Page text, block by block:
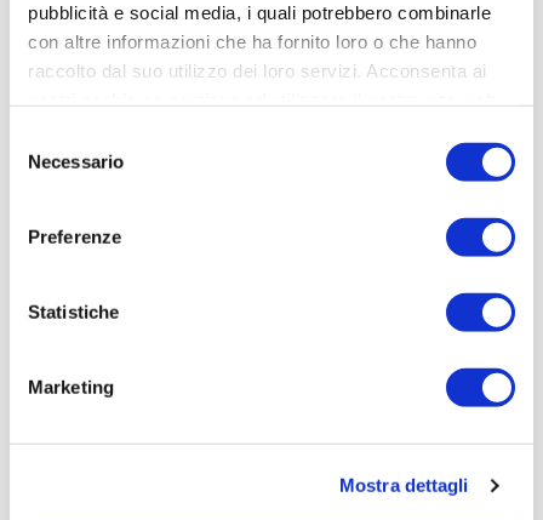
pubblicità e social media, i quali potrebbero combinarle
con altre informazioni che ha fornito loro o che hanno
raccolto dal suo utilizzo dei loro servizi. Acconsenta ai
delNecessario
Preferenze
Statistiche
Marketing
Mostra dettagli
termoli terni
Utensili vasto